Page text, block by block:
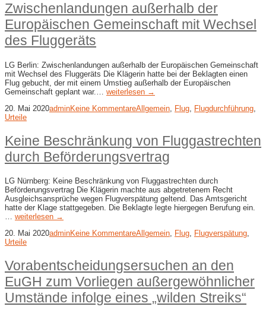
Zwischenlandungen außerhalb der
Europäischen Gemeinschaft mit Wechsel
des Fluggeräts
LG Berlin: Zwischenlandungen außerhalb der Europäischen Gemeinschaft
mit Wechsel des Fluggeräts Die Klägerin hatte bei der Beklagten einen
Flug gebucht, der mit einem Umstieg außerhalb der Europäischen
Gemeinschaft geplant war.… weiterlesen →
20. Mai 2020adminKeine KommentareAllgemein Flug Flugdurchführung
Urteile
Keine Beschränkung von Fluggastrechten
durch Beförderungsvertrag
LG Nürnberg: Keine Beschränkung von Fluggastrechten durch
Beförderungsvertrag Die Klägerin machte aus abgetretenem Recht
Ausgleichsansprüche wegen Flugverspätung geltend. Das Amtsgericht
hatte der Klage stattgegeben. Die Beklagte legte hiergegen Berufung ein.
weiterlesen →
20. Mai 2020adminKeine KommentareAllgemein Flug Flugverspätung
Urteile
Vorabentscheidungsersuchen an den
EuGH zum Vorliegen außergewöhnlicher
Umstände infolge eines „wilden Streiks“